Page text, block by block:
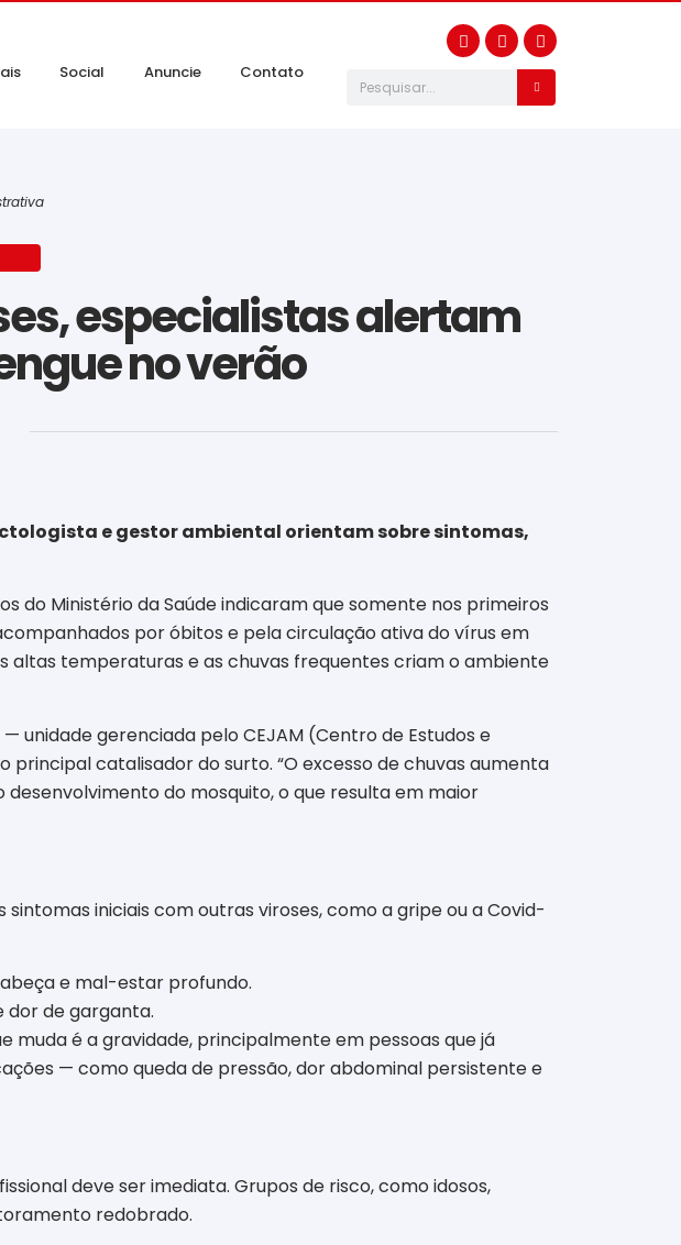
Social Anuncie Contato
especialistas alertam
no verão
e gestor ambiental orientam sobre sintomas,
do Ministério da Saúde indicaram que somente nos primeiros
por óbitos e pela circulação ativa do vírus em
altas temperaturas e as chuvas frequentes criam o ambiente
unidade gerenciada pelo CEJAM (Centro de Estudos e
principal catalisador do surto. “O excesso de chuvas aumenta
do mosquito, o que resulta em maior
iniciais com outras viroses, como a gripe ou a Covid-
e mal-estar profundo.
dor de garganta.
muda é a gravidade, principalmente em pessoas que já
— como queda de pressão, dor abdominal persistente e
deve ser imediata. Grupos de risco, como idosos,
redobrado.